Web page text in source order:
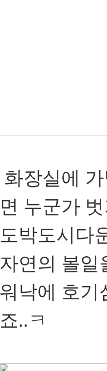
화장실에
면 누군가
도박도시다
자연의 볼일
워낙에 호기
죠..ㅋ